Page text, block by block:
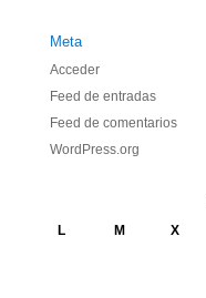
Meta
Acceder
Feed de entradas
Feed de comentarios
WordPress.org
L M X